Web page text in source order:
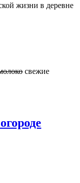
жизни в деревне
свежие